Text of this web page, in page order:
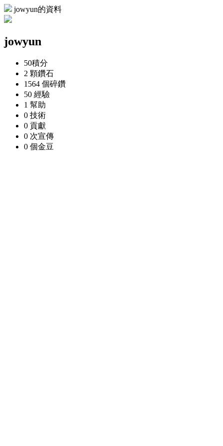
jowyun的資料
jowyun
50積分
2 顆鑽石
1564 個碎鑽
50 經驗
1 幫助
0 技術
0 貢獻
0 次宣傳
0 個金豆